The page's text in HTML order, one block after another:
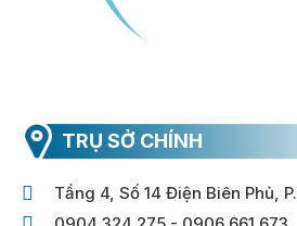
TRỤ SỞ CHÍNH
Tầng 4, Số 14 Điện Biên Phủ,